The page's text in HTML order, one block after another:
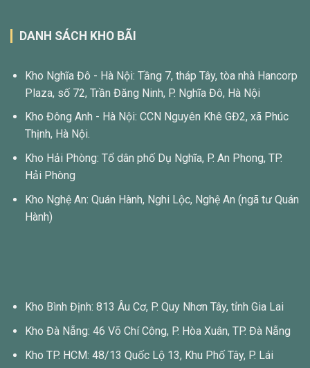
DANH SÁCH KHO BÃI
Kho Nghĩa Đô - Hà Nội: Tầng 7, tháp Tây, tòa nhà Hancorp
Plaza, số 72, Trần Đăng Ninh, P. Nghĩa Đô, Hà Nội
Kho Đông Anh - Hà Nội: CCN Nguyên Khê GĐ2, xã Phúc
Thịnh, Hà Nội.
Kho Hải Phòng: Tổ dân phố Dụ Nghĩa, P. An Phong, TP.
Hải Phòng
Kho Nghệ An: Quán Hành, Nghi Lộc, Nghệ An (ngã tư Quán
Hành)
Kho Bình Định: 813 Âu Cơ, P. Quy Nhơn Tây, tỉnh Gia Lai
Kho Đà Nẵng: 46 Võ Chí Công, P. Hòa Xuân, TP. Đà Nẵng
Kho TP. HCM: 48/13 Quốc Lộ 13, Khu Phố Tây, P. Lái